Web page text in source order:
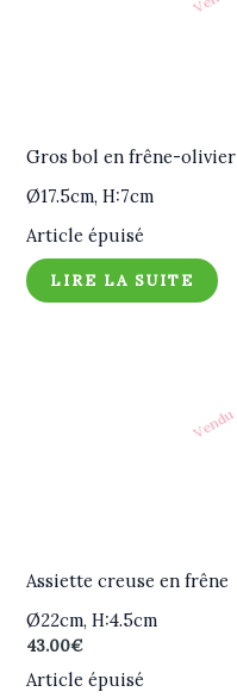
Gros bol en frêne-olivier
Ø17.5cm, H:7cm
Article épuisé
LIRE LA SUITE
Vendu
Assiette creuse en frêne
Ø22cm, H:4.5cm
43.00€
Article épuisé